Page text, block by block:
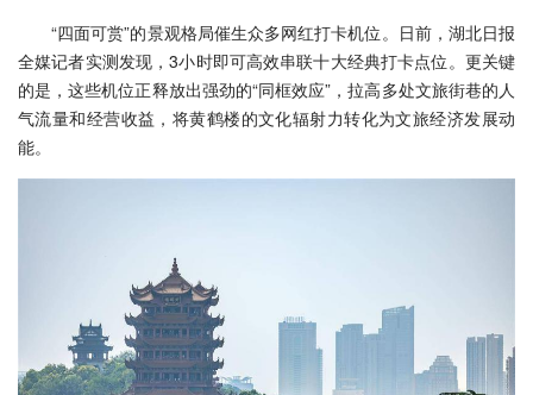
“四面可赏”的景观格局催生众多网红打卡机位。日前，湖北日报
全媒记者实测发现，3小时即可高效串联十大经典打卡点位。更关键
的是，这些机位正释放出强劲的“同框效应”，拉高多处文旅街巷的人
气流量和经营收益，将黄鹤楼的文化辐射力转化为文旅经济发展动
能。